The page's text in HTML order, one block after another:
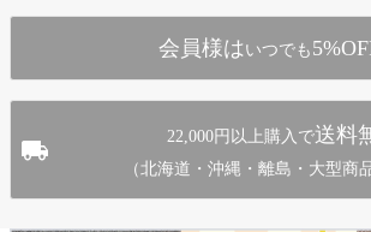
会員様は いつでも
22,000円以上購入で送料
（北海道・沖縄・離島・大型商